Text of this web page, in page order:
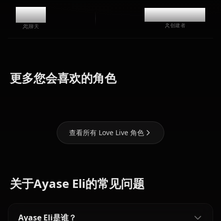
10.3k
聊天
@kinayymon
创建者
更多您会喜欢的角色
Nishikino
Tojo
查看所有 Love Live 角色
关于Ayase Eli的常见问题
Ayase Eli是谁？